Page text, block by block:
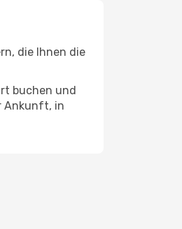
die Ihnen die
buchen und
Ankunft, in